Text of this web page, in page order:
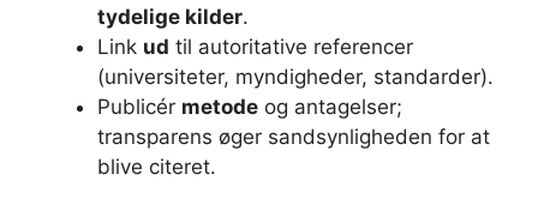
tydelige kilder.
Link ud til autoritative referencer
(universiteter, myndigheder, standarder).
Publicér metode og antagelser;
transparens øger sandsynligheden for at
blive citeret.